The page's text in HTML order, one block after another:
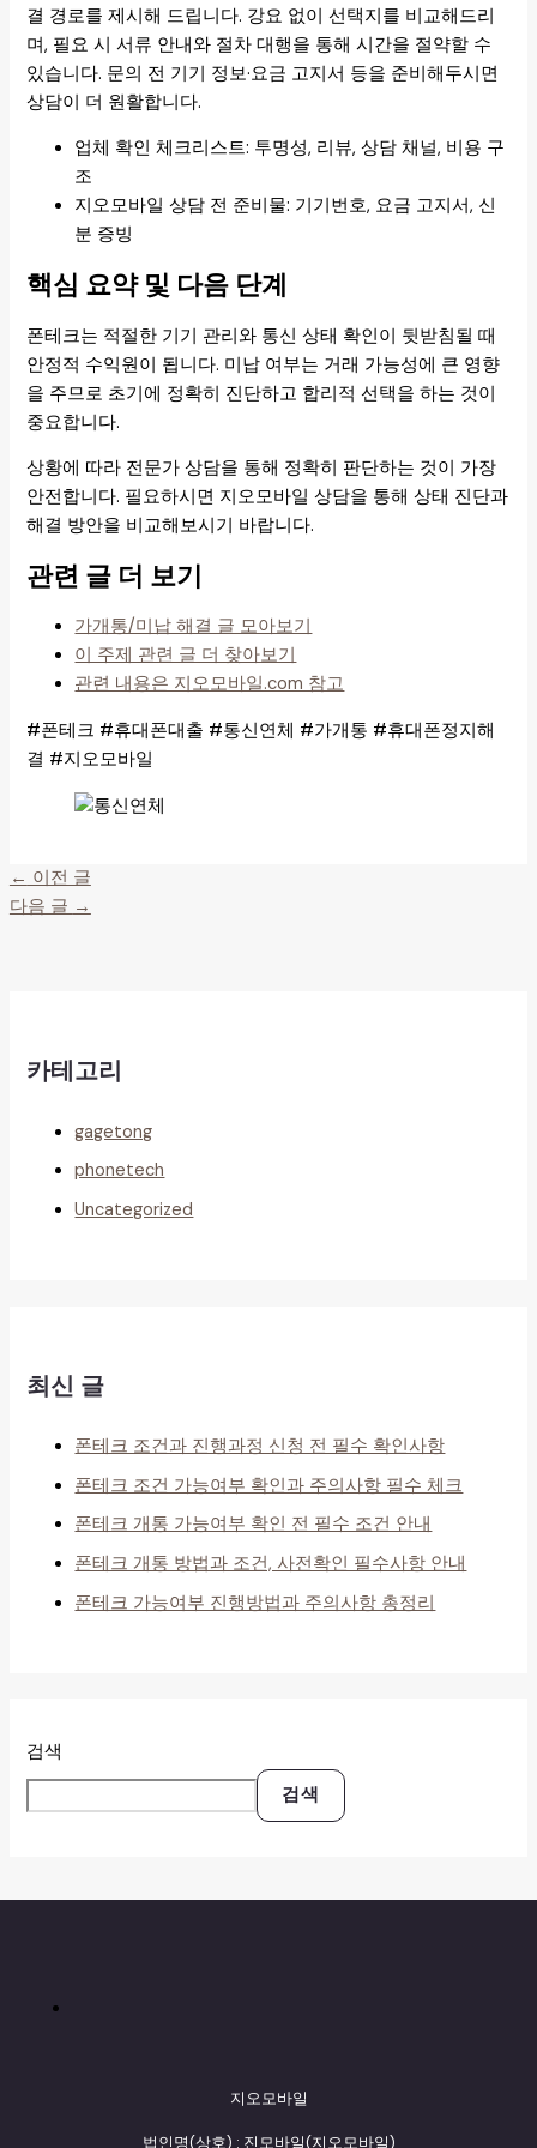
결 경로를 제시해 드립니다. 강요 없이 선택지를 비교해드리
며, 필요 시 서류 안내와 절차 대행을 통해 시간을 절약할 수
있습니다. 문의 전 기기 정보·요금 고지서 등을 준비해두시면
상담이 더 원활합니다.
업체 확인 체크리스트: 투명성, 리뷰, 상담 채널, 비용 구
조
지오모바일 상담 전 준비물: 기기번호, 요금 고지서, 신
분 증빙
핵심 요약 및 다음 단계
폰테크는 적절한 기기 관리와 통신 상태 확인이 뒷받침될 때
안정적 수익원이 됩니다. 미납 여부는 거래 가능성에 큰 영향
을 주므로 초기에 정확히 진단하고 합리적 선택을 하는 것이
중요합니다.
상황에 따라 전문가 상담을 통해 정확히 판단하는 것이 가장
안전합니다. 필요하시면 지오모바일 상담을 통해 상태 진단과
해결 방안을 비교해보시기 바랍니다.
관련 글 더 보기
가개통/미납 해결 글 모아보기
이 주제 관련 글 더 찾아보기
관련 내용은 지오모바일.com 참고
#폰테크 #휴대폰대출 #통신연체 #가개통 #휴대폰정지해
결 #지오모바일
← 이전 글
다음 글 →
카테고리
gagetong
phonetech
Uncategorized
최신 글
폰테크 조건과 진행과정 신청 전 필수 확인사항
폰테크 조건 가능여부 확인과 주의사항 필수 체크
폰테크 개통 가능여부 확인 전 필수 조건 안내
폰테크 개통 방법과 조건, 사전확인 필수사항 안내
폰테크 가능여부 진행방법과 주의사항 총정리
검색
검색
지오모바일
법인명(상호) : 진모바일(지오모바일)